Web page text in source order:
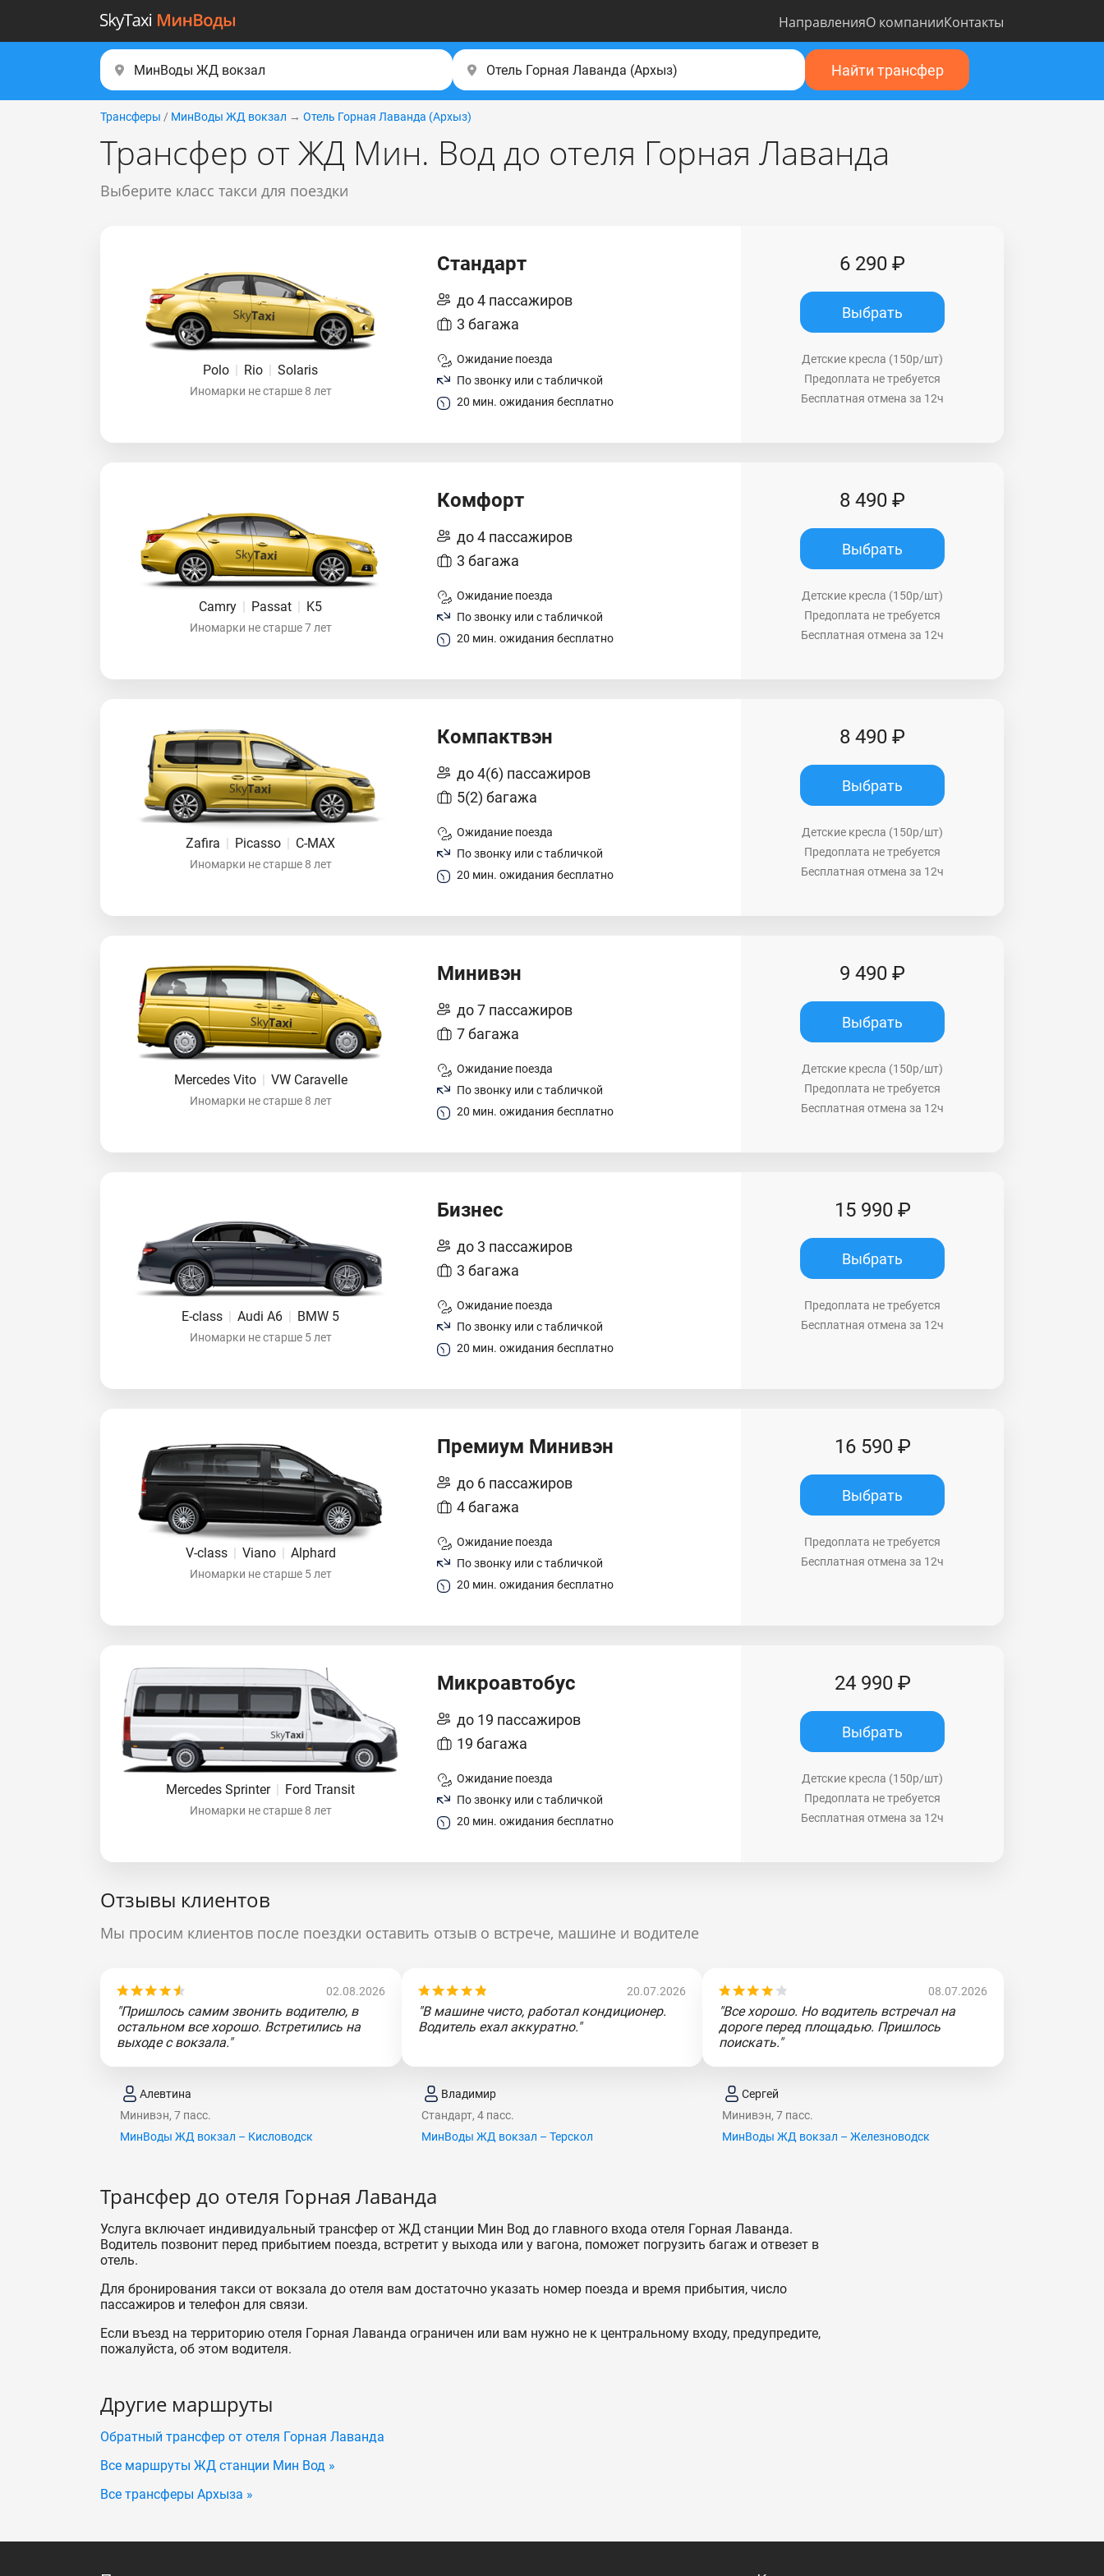
НаправленияО компанииКонтакты
Найти трансфер
Трансферы / МинВоды ЖД вокзал → Отель Горная Лаванда (Apxыз)
Трансфер от ЖД Мин. Вод до отеля Горная Лаванда
Выберите класс такси для поездки
Polo | Rio | Solaris
Иномарки не старше 8 лет
Стандарт
до 4 пассажиров
3 багажа
Ожидание поезда
По звонку или с табличкой
20 мин. ожидания бесплатно
6 290 ₽
Выбрать
Детские кресла (150р/шт)
Предоплата не требуется
Бесплатная отмена за 12ч
Camry | Passat | K5
Иномарки не старше 7 лет
Комфорт
до 4 пассажиров
3 багажа
Ожидание поезда
По звонку или с табличкой
20 мин. ожидания бесплатно
8 490 ₽
Выбрать
Детские кресла (150р/шт)
Предоплата не требуется
Бесплатная отмена за 12ч
Zafira | Picasso | C-MAX
Иномарки не старше 8 лет
Компактвэн
до 4(6) пассажиров
5(2) багажа
Ожидание поезда
По звонку или с табличкой
20 мин. ожидания бесплатно
8 490 ₽
Выбрать
Детские кресла (150р/шт)
Предоплата не требуется
Бесплатная отмена за 12ч
Mercedes Vito | VW Caravelle
Иномарки не старше 8 лет
Минивэн
до 7 пассажиров
7 багажа
Ожидание поезда
По звонку или с табличкой
20 мин. ожидания бесплатно
9 490 ₽
Выбрать
Детские кресла (150р/шт)
Предоплата не требуется
Бесплатная отмена за 12ч
E-class | Audi A6 | BMW 5
Иномарки не старше 5 лет
Бизнес
до 3 пассажиров
3 багажа
Ожидание поезда
По звонку или с табличкой
20 мин. ожидания бесплатно
15 990 ₽
Выбрать
Предоплата не требуется
Бесплатная отмена за 12ч
V-class | Viano | Alphard
Иномарки не старше 5 лет
Премиум Минивэн
до 6 пассажиров
4 багажа
Ожидание поезда
По звонку или с табличкой
20 мин. ожидания бесплатно
16 590 ₽
Выбрать
Предоплата не требуется
Бесплатная отмена за 12ч
Mercedes Sprinter | Ford Transit
Иномарки не старше 8 лет
Микроавтобус
до 19 пассажиров
19 багажа
Ожидание поезда
По звонку или с табличкой
20 мин. ожидания бесплатно
24 990 ₽
Выбрать
Детские кресла (150р/шт)
Предоплата не требуется
Бесплатная отмена за 12ч
Отзывы клиентов
Мы просим клиентов после поездки оставить отзыв о встрече, машине и водителе
02.08.2026
"Пришлось самим звонить водителю, в
остальном все хорошо. Встретились на
выходе с вокзала."
Алевтина
Минивэн, 7 пасс.
МинВоды ЖД вокзал – Кисловодск
20.07.2026
"В машине чисто, работал кондиционер.
Водитель ехал аккуратно."
Владимир
Стандарт, 4 пасс.
МинВоды ЖД вокзал – Терскол
08.07.2026
"Все хорошо. Но водитель встречал на
дороге перед площадью. Пришлось
поискать."
Сергей
Минивэн, 7 пасс.
МинВоды ЖД вокзал – Железноводск
Трансфер до отеля Горная Лаванда
Услуга включает индивидуальный трансфер от ЖД станции Мин Вод до главного входа отеля Горная Лаванда.
Водитель позвонит перед прибытием поезда, встретит у выхода или у вагона, поможет погрузить багаж и отвезет в
отель.
Для бронирования такси от вокзала до отеля вам достаточно указать номер поезда и время прибытия, число
пассажиров и телефон для связи.
Если въезд на территорию отеля Горная Лаванда ограничен или вам нужно не к центральному входу, предупредите,
пожалуйста, об этом водителя.
Другие маршруты
Обратный трансфер от отеля Горная Лаванда
Все маршруты ЖД станции Мин Вод »
Все трансферы Архыза »